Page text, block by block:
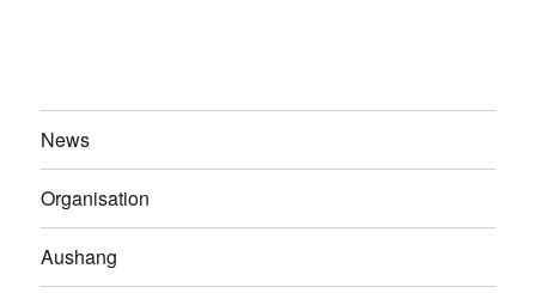
News
Organisation
Aushang